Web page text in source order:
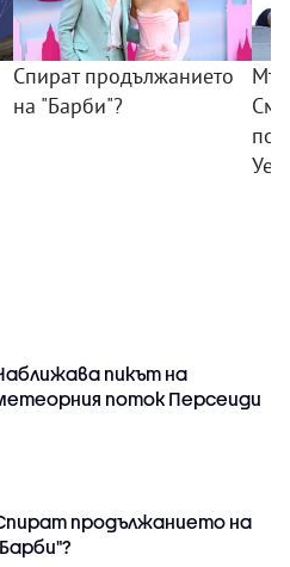
Спират продължанието
на "Барби"?
пикът на
поток Персеиди
продължанието на